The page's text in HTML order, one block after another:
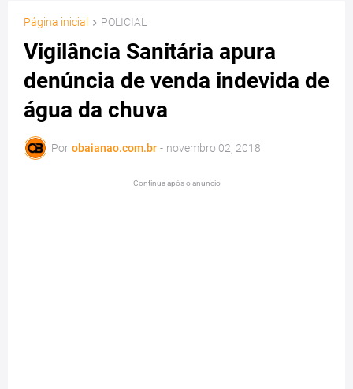
Página inicial POLICIAL
Vigilância Sanitária apura
denúncia de venda indevida de
água da chuva
Por obaianao.com.br - novembro 02, 2018
Continua após o anuncio